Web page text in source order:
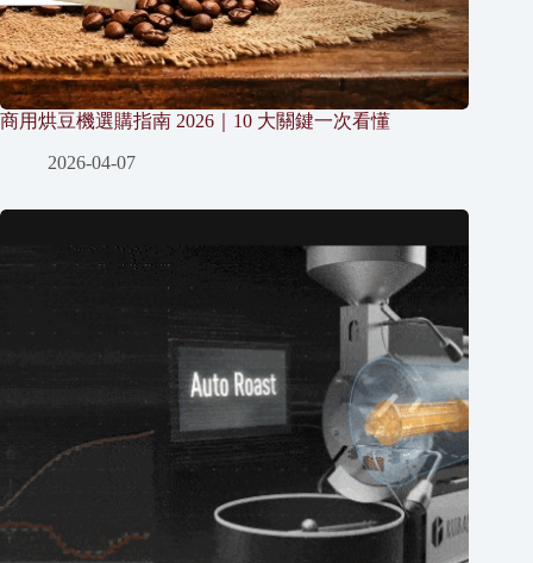
商用烘豆機選購指南 2026｜10 大關鍵一次看懂
2026-04-07